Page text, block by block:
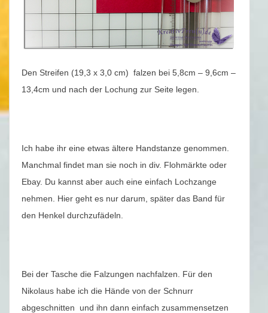
Den Streifen (19,3 x 3,0 cm) falzen bei 5,8cm – 9,6cm –
13,4cm und nach der Lochung zur Seite legen.
Ich habe ihr eine etwas ältere Handstanze genommen.
Manchmal findet man sie noch in div. Flohmärkte oder
Ebay. Du kannst aber auch eine einfach Lochzange
nehmen. Hier geht es nur darum, später das Band für
den Henkel durchzufädeln.
Bei der Tasche die Falzungen nachfalzen. Für den
Nikolaus habe ich die Hände von der Schnurr
abgeschnitten und ihn dann einfach zusammensetzen